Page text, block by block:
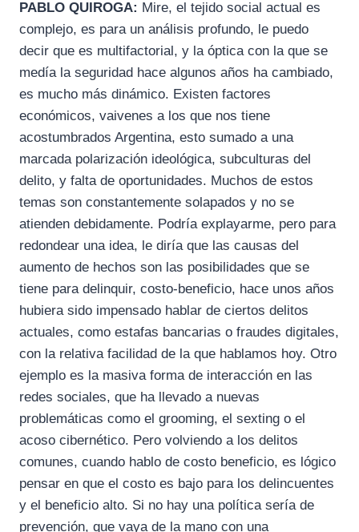
PABLO QUIROGA: Mire, el tejido social actual es
complejo, es para un análisis profundo, le puedo
decir que es multifactorial, y la óptica con la que se
medía la seguridad hace algunos años ha cambiado,
es mucho más dinámico. Existen factores
económicos, vaivenes a los que nos tiene
acostumbrados Argentina, esto sumado a una
marcada polarización ideológica, subculturas del
delito, y falta de oportunidades. Muchos de estos
temas son constantemente solapados y no se
atienden debidamente. Podría explayarme, pero para
redondear una idea, le diría que las causas del
aumento de hechos son las posibilidades que se
tiene para delinquir, costo-beneficio, hace unos años
hubiera sido impensado hablar de ciertos delitos
actuales, como estafas bancarias o fraudes digitales,
con la relativa facilidad de la que hablamos hoy. Otro
ejemplo es la masiva forma de interacción en las
redes sociales, que ha llevado a nuevas
problemáticas como el grooming, el sexting o el
acoso cibernético. Pero volviendo a los delitos
comunes, cuando hablo de costo beneficio, es lógico
pensar en que el costo es bajo para los delincuentes
y el beneficio alto. Si no hay una política sería de
prevención, que vaya de la mano con una